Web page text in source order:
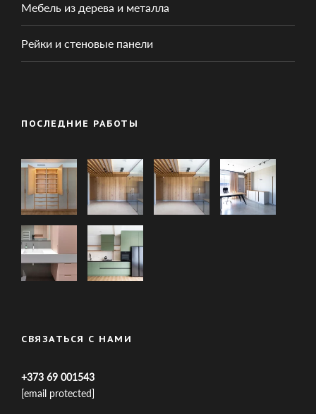
Мебель из дерева и металла
Рейки и стеновые панели
ПОСЛЕДНИЕ РАБОТЫ
СВЯЗАТЬСЯ С НАМИ
+373 69 001543
[email protected]